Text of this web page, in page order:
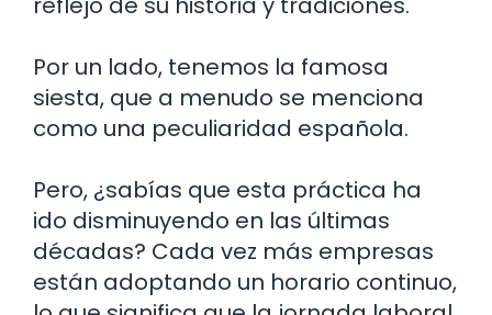
Por un lado, tenemos la famosa
siesta, que a menudo se menciona
como una peculiaridad española.
Pero, ¿sabías que esta práctica ha
ido disminuyendo en las últimas
décadas? Cada vez más empresas
están adoptando un horario continuo,